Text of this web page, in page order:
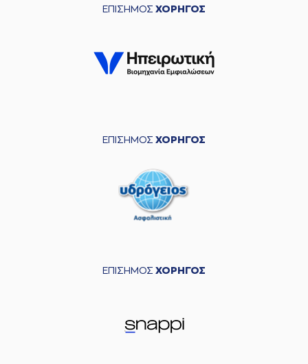
ΕΠΙΣΗΜΟΣ ΧΟΡΗΓΟΣ
ΕΠΙΣΗΜΟΣ ΧΟΡΗΓΟΣ
ΕΠΙΣΗΜΟΣ ΧΟΡΗΓΟΣ